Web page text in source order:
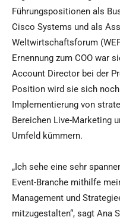
Führungspositionen als
Cisco Systems und als
Weltwirtschaftsforum
Ernennung zum COO war
Account Director bei der
Position wird sie sich
Implementierung von
Bereichen Live-Marketing
Umfeld kümmern.
„Ich sehe eine sehr
Event-Branche mithilfe
Management und
mitzugestalten“, sagt Ana